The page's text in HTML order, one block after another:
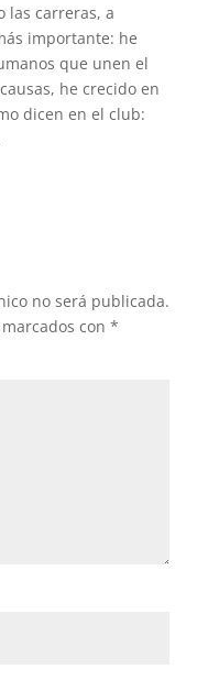
las carreras, a
importante: he
que unen el
he crecido en
dicen en el club:
no será publicada.
con *